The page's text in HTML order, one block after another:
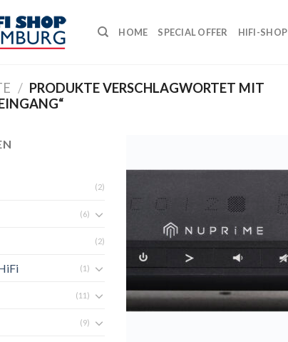
HOME SPECIAL OFFER HIFI-SHOP
/ PRODUKTE VERSCHLAGWORTET MIT
(2)
(6)
(2)
(1)
(11)
(9)